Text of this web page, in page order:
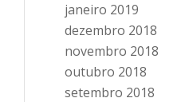
janeiro 2019
dezembro 2018
novembro 2018
outubro 2018
setembro 2018